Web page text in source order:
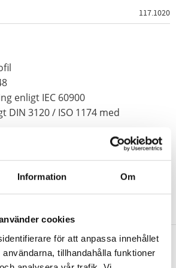
Information Om
cookies
för att anpassa innehållet
tillhandahålla funktioner
117.1020
enligt IEC 60900
DIN 3120 / ISO 1174 med
Nyhetsbrev